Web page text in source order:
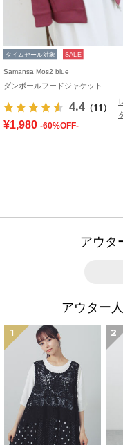
タイムセール対象 SALE
Samansa Mos2 blue
ダンボールフードジャケット
4.4 （11）
¥1,980 -60%OFF-
アウタ
アウター
1 2